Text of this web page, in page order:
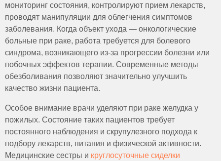
мониторинг состояния, контролируют прием лекарств,
проводят манипуляции для облегчения симптомов
заболевания. Когда объект ухода — онкологические
больные при раке, работа требуется для болевого
синдрома, возникающего из-за прогрессии болезни или
побочных эффектов терапии. Современные методы
обезболивания позволяют значительно улучшить
качество жизни пациента.
Особое внимание врачи уделяют при раке желудка у
пожилых. Состояние таких пациентов требует
постоянного наблюдения и скрупулезного подхода к
подбору лекарств, питания и физической активности.
Медицинские сестры и круглосуточные сиделки